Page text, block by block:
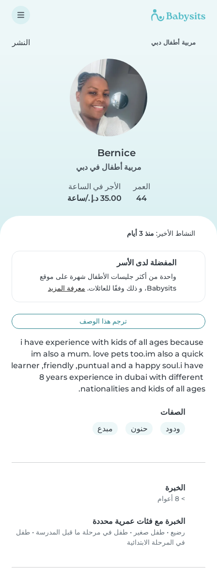
مربية أطفال دبي النشر
Bernice
مربية أطفال في دبي
العمر
44
الأجر في الساعة
النشاط الأخير: منذ 3 أيام
المفضلة لدى الأسر
واحدة من أكثر جليسات الأطفال شهرة على موقع
Babysits، و ذلك وفقًا للعائلات.
معرفة المزيد
ترجم هذا الوصف
i have experience with kids of all ages because
im also a mum. love pets too.im also a quick
learner ,friendly ,puntual and a happy soul.i have
8 years experience in dubai with different
nationalities and kids of all ages.
الصفات
ودود
حنون مبدع
الخبرة
> 8 أعوام
الخبرة مع فئات عمرية محددة
رضيع • طفل صغير • طفل في مرحلة ما قبل المدرسة • طفل
في المرحلة الابتدائية